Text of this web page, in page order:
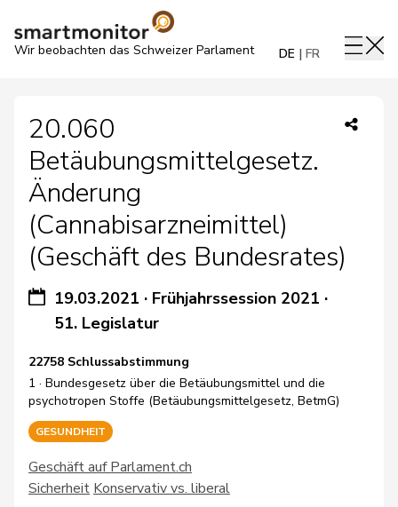
Wir beobachten das Schweizer Parlament DE FR
20.060
Betäubungsmittelgesetz.
Änderung
(Cannabisarzneimittel)
(Geschäft des Bundesrates)
19.03.2021 · Frühjahrssession 2021 ·
51. Legislatur
22758 Schlussabstimmung
1 · Bundesgesetz über die Betäubungsmittel und die
psychotropen Stoffe (Betäubungsmittelgesetz, BetmG)
GESUNDHEIT
Geschäft auf Parlament.ch
Sicherheit Konservativ vs. liberal